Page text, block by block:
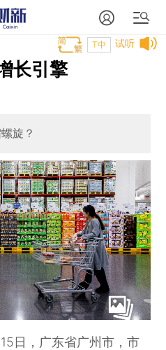
试听
T中
长引擎
旋？
日，广东省广州市，市